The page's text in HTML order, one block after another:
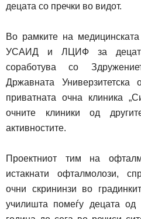
децата со пречки во видот.
Во рамките на медицинската
УСАИД и ЛЦИФ за
соработува со
Државната Универзитетска
приватната очна клиника „
очните клиники од
активностите.
Проектниот тим на
истакнати офталмолози,
очни скрининзи во
училишта помеѓу децата од